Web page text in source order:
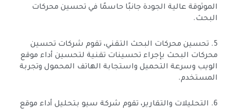
الموثوقة عالية الجودة جانبًا حاسمًا في تحسين محركات
البحث.
5. تحسين محركات البحث التقني، تقوم شركات تحسين
محركات البحث بإجراء تحسينات تقنية لتحسين أداء موقع
الويب وسرعة التحميل واستجابة الهاتف المحمول وتجربة
المستخدم.
6. التحليلات والتقارير، تقوم شركة سيو بتحليل أداء موقع